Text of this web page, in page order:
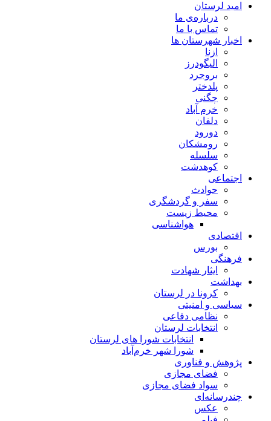
امید لرستان
درباره‌ی ما
تماس با ما
اخبار شهرستان ها
ازنا
الیگودرز
بروجرد
پلدختر
چگنی
خرم آباد
دلفان
دورود
رومشکان
سلسله
کوهدشت
اجتماعی
حوادث
سفر و گردشگری
محیط زیست
هواشناسی
اقتصادی
بورس
فرهنگی
ایثار شهادت
بهداشت
کرونا در لرستان
سیاسی و امنیتی
نظامی دفاعی
انتخابات لرستان
انتخابات شورا های لرستان
شورا شهر خرم‌آباد
پژوهش و فناوری
فضای مجازی
سواد فضای مجازی
چندرسانه‌ای
عكس